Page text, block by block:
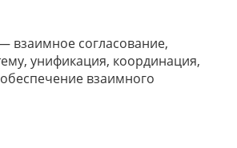
взаимное согласование,
унификация, координация,
взаимного